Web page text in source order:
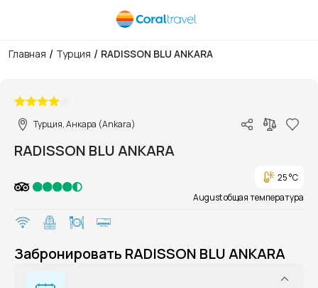
Главная / Турция / RADISSON BLU ANKARA
Турция, Анкара (Ankara)
RADISSON BLU ANKARA
25 °C
August общая температура
Забронировать RADISSON BLU ANKARA